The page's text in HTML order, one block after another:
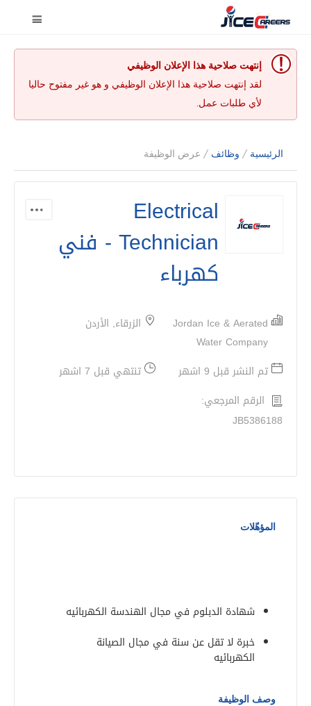
إنتهت صلاحية هذا الإعلان الوظيفي
لقد إنتهت صلاحية هذا الإعلان الوظيفي و هو غير مفتوح حاليا
لأي طلبات عمل.
الرئيسية / وظائف / عرض الوظيفة
Electrical
Technician - فني
كهرباء
Jordan Ice & Aerated
Water Company
الزرقاء, الأردن
تم النشر قبل 9 اشهر
تنتهي قبل 7 اشهر
الرقم المرجعي:
JB5386188
المؤهّلات
شهادة الدبلوم في مجال الهندسة الكهربائيه
خبرة لا تقل عن سنة في مجال الصيانة
الكهربائيه
وصف الوظيفة